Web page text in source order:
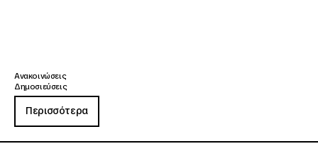
Ανακοινώσεις
Δημοσιεύσεις
Περισσότερα